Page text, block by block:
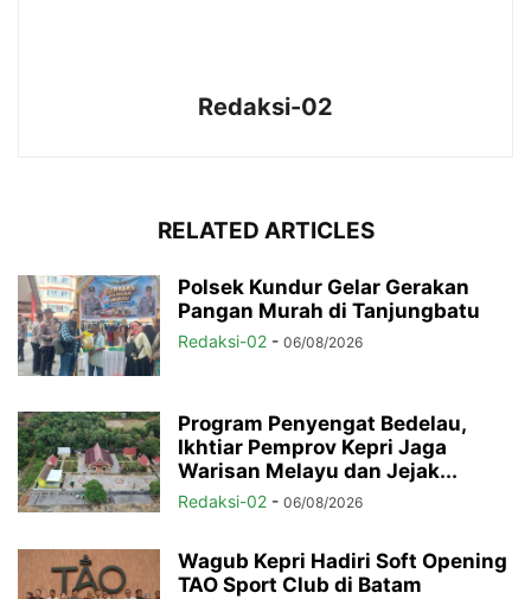
Redaksi-02
RELATED ARTICLES
Polsek Kundur Gelar Gerakan
Pangan Murah di Tanjungbatu
Redaksi-02 - 06/08/2026
Program Penyengat Bedelau,
Ikhtiar Pemprov Kepri Jaga
Warisan Melayu dan Jejak...
Redaksi-02 - 06/08/2026
Wagub Kepri Hadiri Soft Opening
TAO Sport Club di Batam